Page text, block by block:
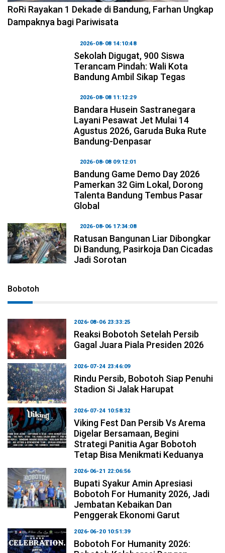
RoRi Rayakan 1 Dekade di Bandung, Farhan Ungkap
Dampaknya bagi Pariwisata
2026-08-08 14:10:48
Sekolah Digugat, 900 Siswa
Terancam Pindah: Wali Kota
Bandung Ambil Sikap Tegas
2026-08-08 11:12:29
Bandara Husein Sastranegara
Layani Pesawat Jet Mulai 14
Agustus 2026, Garuda Buka Rute
Bandung-Denpasar
2026-08-08 09:12:01
Bandung Game Demo Day 2026
Pamerkan 32 Gim Lokal, Dorong
Talenta Bandung Tembus Pasar
Global
2026-08-06 17:34:08
Ratusan Bangunan Liar Dibongkar
Di Bandung, Pasirkoja Dan Cicadas
Jadi Sorotan
Bobotoh
2026-08-06 23:33:25
Reaksi Bobotoh Setelah Persib
Gagal Juara Piala Presiden 2026
2026-07-24 23:46:09
Rindu Persib, Bobotoh Siap Penuhi
Stadion Si Jalak Harupat
2026-07-24 10:58:32
Viking Fest Dan Persib Vs Arema
Digelar Bersamaan, Begini
Strategi Panitia Agar Bobotoh
Tetap Bisa Menikmati Keduanya
2026-06-21 22:06:56
Bupati Syakur Amin Apresiasi
Bobotoh For Humanity 2026, Jadi
Jembatan Kebaikan Dan
Penggerak Ekonomi Garut
2026-06-20 10:51:39
Bobotoh For Humanity 2026: